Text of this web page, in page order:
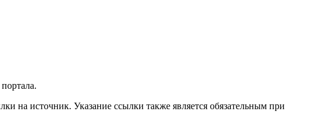
на источник. Указание ссылки также является обязательным при